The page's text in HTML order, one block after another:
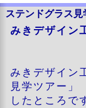
ステンドグラス
みきデザイン
みきデザイン
見学ツアー
したところで